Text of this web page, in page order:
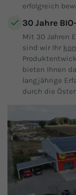
erfolgreich
30 Jahre
Mit 30 Jahren
sind wir Ihr
bieten Ihnen
langjährige
durch die